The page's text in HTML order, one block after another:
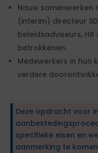
Nauw
(interim) directeur
beleidsadviseurs,
betrokkenen.
Medewerkers in hun
verdere
Deze opdracht voor
specifieke eisen en
aanmerking te